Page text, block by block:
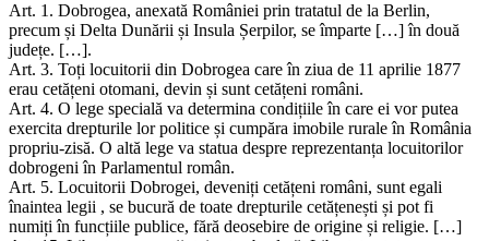
Art. 1. Dobrogea, anexată României prin tratatul de la Berlin,
precum și Delta Dunării și Insula Șerpilor, se împarte […] în două
județe. […].
Art. 3. Toți locuitorii din Dobrogea care în ziua de 11 aprilie 1877
erau cetățeni otomani, devin și sunt cetățeni români.
Art. 4. O lege specială va determina condițiile în care ei vor putea
exercita drepturile lor politice și cumpăra imobile rurale în România
propriu-zisă. O altă lege va statua despre reprezentanța locuitorilor
dobrogeni în Parlamentul român.
Art. 5. Locuitorii Dobrogei, deveniți cetățeni români, sunt egali
înaintea legii , se bucură de toate drepturile cetățenești și pot fi
numiți în funcțiile publice, fără deosebire de origine și religie. […]